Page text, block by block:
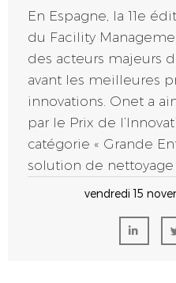
En Espagne, la 11e
du Facility
des acteurs majeurs
avant les meilleures
innovations. Onet a
par le Prix de
catégorie « Grande
solution de
vendredi 15